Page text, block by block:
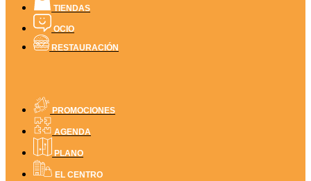
TIENDAS
OCIO
RESTAURACIÓN
PROMOCIONES
AGENDA
PLANO
EL CENTRO